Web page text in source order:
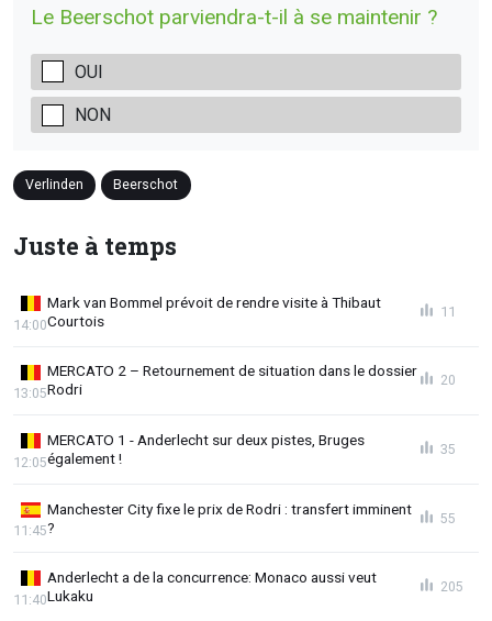
Le Beerschot parviendra-t-il à se maintenir ?
OUI
NON
Verlinden Beerschot
Juste à temps
Mark van Bommel prévoit de rendre visite à Thibaut
Courtois
14:00
11
MERCATO 2 – Retournement de situation dans le dossier
Rodri
13:05
20
MERCATO 1 - Anderlecht sur deux pistes, Bruges
également !
12:05
35
Manchester City fixe le prix de Rodri : transfert imminent
?
11:45
55
Anderlecht a de la concurrence: Monaco aussi veut
Lukaku
11:40
205